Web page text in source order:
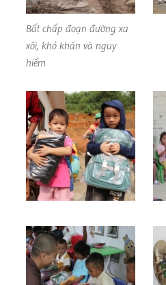
Bất chấp đoạn đường xa
xôi, khó khăn và nguy
hiểm